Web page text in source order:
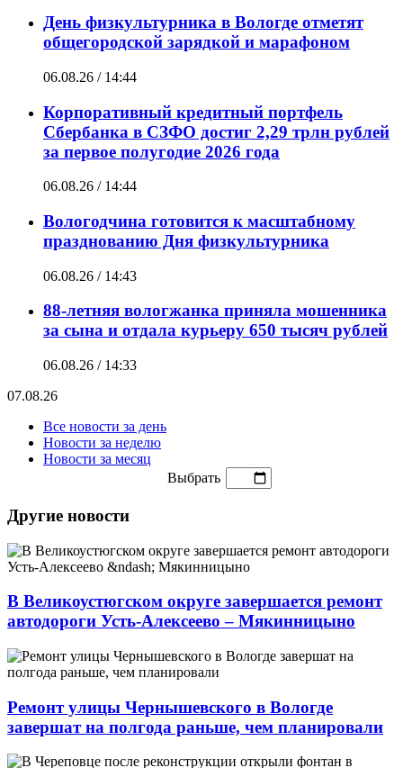
День физкультурника в Вологде отметят
общегородской зарядкой и марафоном
06.08.26 / 14:44
Корпоративный кредитный портфель
Сбербанка в СЗФО достиг 2,29 трлн рублей
за первое полугодие 2026 года
06.08.26 / 14:44
Вологодчина готовится к масштабному
празднованию Дня физкультурника
06.08.26 / 14:43
88-летняя вологжанка приняла мошенника
за сына и отдала курьеру 650 тысяч рублей
06.08.26 / 14:33
07.08.26
Все новости за день
Новости за неделю
Новости за месяц
Выбрать
Другие новости
В Великоустюгском округе завершается ремонт
автодороги Усть-Алексеево – Мякинницыно
Ремонт улицы Чернышевского в Вологде
завершат на полгода раньше, чем планировали